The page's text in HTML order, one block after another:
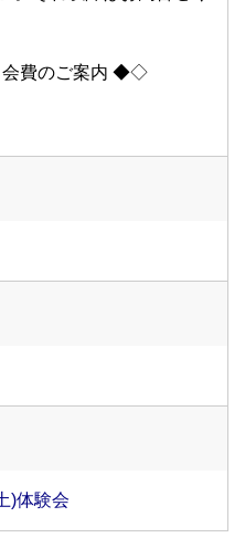
会費のご案内 ◆◇
)体験会